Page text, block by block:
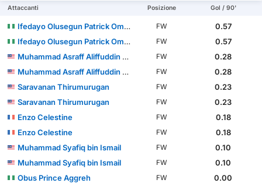
Attaccanti Posizione Gol / 90'
Ifedayo Olusegun Patrick Omosuyi FW
0.57
Ifedayo Olusegun Patrick Omosuyi
FW
0.57
Muhammad Asraff Aliffuddin bin Yasin
FW
0.28
Muhammad Asraff Aliffuddin bin Yasin
FW
0.28
Saravanan Thirumurugan
FW
0.23
Saravanan Thirumurugan
FW
0.23
Enzo Celestine
FW
0.18
Enzo Celestine
FW
0.18
Muhammad Syafiq bin Ismail
FW
0.10
Muhammad Syafiq bin Ismail
FW
0.10
Obus Prince Aggreh
FW
0.00